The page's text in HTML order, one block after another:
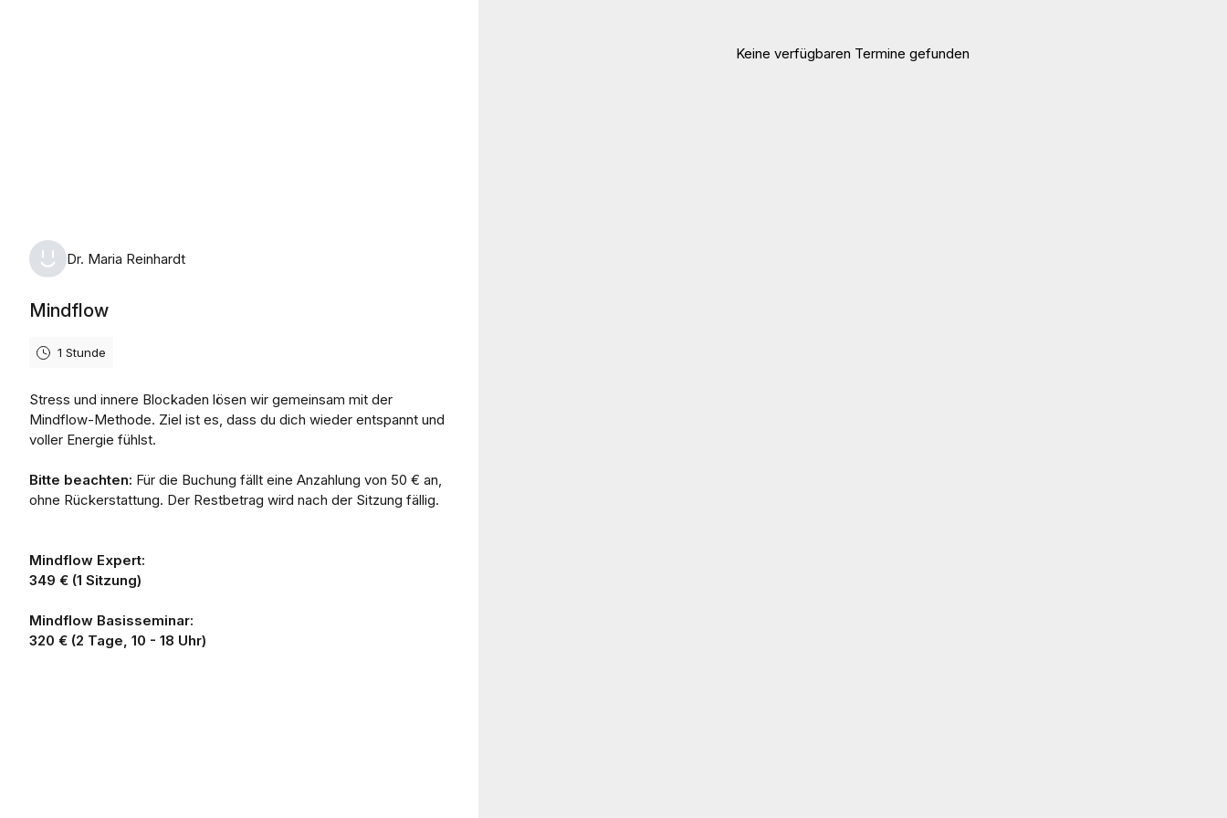
Dr. Maria Reinhardt
Mindflow
1 Stunde
Stress und innere Blockaden lösen wir gemeinsam mit der
Mindflow-Methode. Ziel ist es, dass du dich wieder entspannt und
voller Energie fühlst.
Bitte beachten: Für die Buchung fällt eine Anzahlung von 50 € an,
ohne Rückerstattung. Der Restbetrag wird nach der Sitzung fällig.
Mindflow Expert:
349 € (1 Sitzung)
Mindflow Basisseminar:
320 € (2 Tage, 10 - 18 Uhr)
Keine verfügbaren Termine gefunden